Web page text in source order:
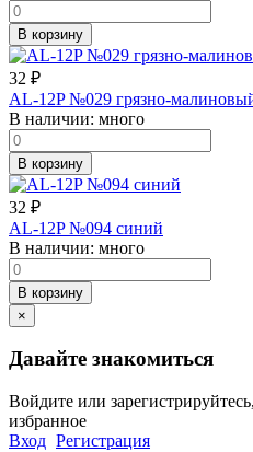
В корзину
32 ₽
AL-12P №029 грязно-
В наличии: много
В корзину
32 ₽
AL-12P №094 синий
В наличии: много
В корзину
×
Давайте знакомиться
Войдите или
избранное
Вход Регистрация